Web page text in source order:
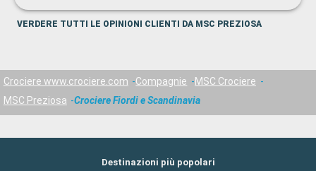
troppo buona.
VERDERE TUTTI LE OPINIONI CLIENTI DA MSC PREZIOSA
Crociere www.crociere.com Compagnie
MSC Crociere
MSC Preziosa
Crociere Fiordi e Scandinavia
Destinazioni più popolari